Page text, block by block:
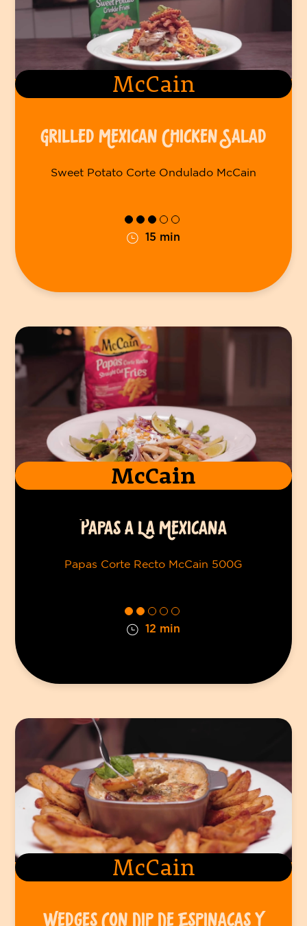
McCain
GRILLED MEXICAN CHICKEN SALAD
Sweet Potato Corte Ondulado McCain
15 min
McCain
PAPAS A LA MEXICANA
Papas Corte Recto McCain 500G
12 min
McCain
WEDGES CON DIP DE ESPINACAS Y